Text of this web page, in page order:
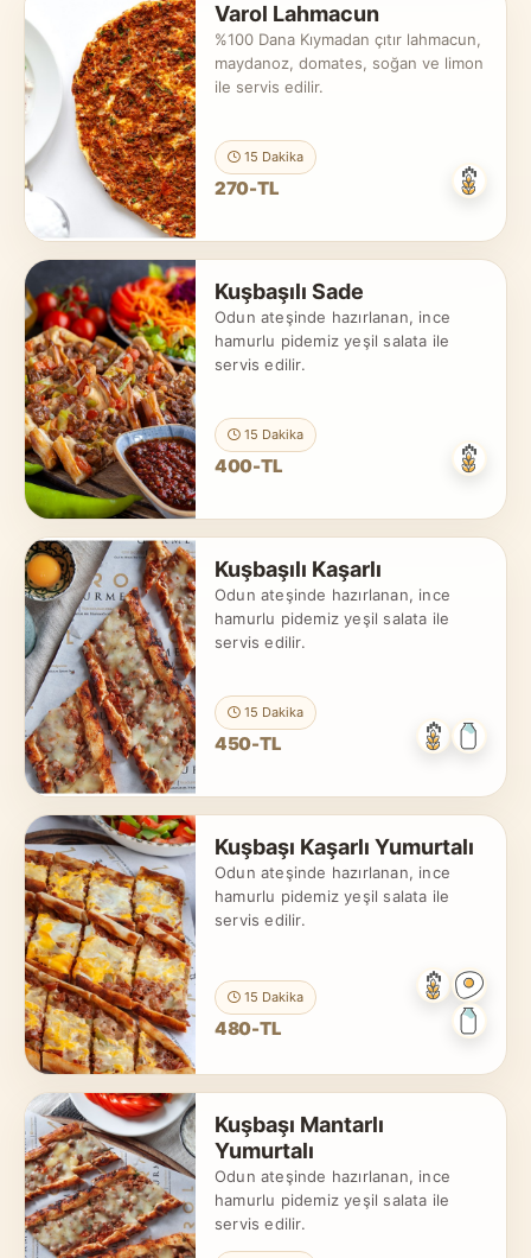
Varol Lahmacun
%100 Dana Kıymadan çıtır lahmacun,
maydanoz, domates, soğan ve limon
ile servis edilir.
15 Dakika
270-TL
Kuşbaşılı Sade
Odun ateşinde hazırlanan, ince
hamurlu pidemiz yeşil salata ile
servis edilir.
15 Dakika
400-TL
Kuşbaşılı Kaşarlı
Odun ateşinde hazırlanan, ince
hamurlu pidemiz yeşil salata ile
servis edilir.
15 Dakika
450-TL
Kuşbaşı Kaşarlı Yumurtalı
Odun ateşinde hazırlanan, ince
hamurlu pidemiz yeşil salata ile
servis edilir.
15 Dakika
480-TL
Kuşbaşı Mantarlı
Yumurtalı
Odun ateşinde hazırlanan, ince
hamurlu pidemiz yeşil salata ile
servis edilir.